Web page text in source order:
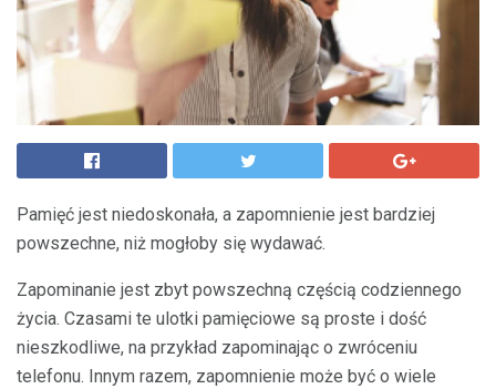
Pamięć jest niedoskonała, a zapomnienie jest bardziej
powszechne, niż mogłoby się wydawać.
Zapominanie jest zbyt powszechną częścią codziennego
życia. Czasami te ulotki pamięciowe są proste i dość
nieszkodliwe, na przykład zapominając o zwróceniu
telefonu. Innym razem, zapomnienie może być o wiele